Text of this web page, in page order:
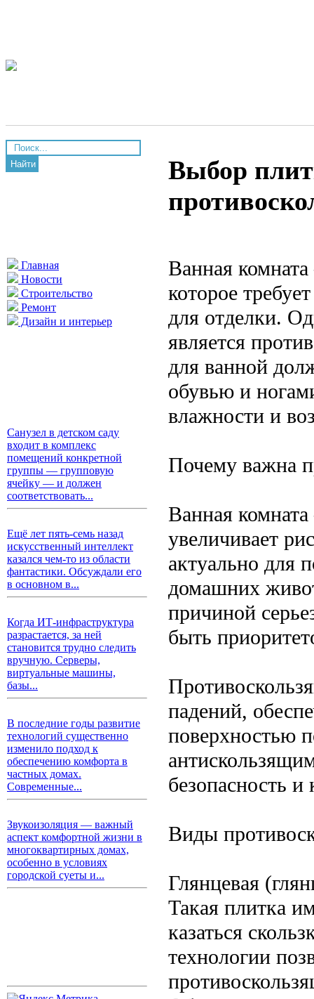
Найти
Главная
Новости
Строительство
Ремонт
Дизайн и интерьер
Санузел в детском саду
входит в комплекс
помещений конкретной
группы — групповую
ячейку — и должен
соответствовать...
Ещё лет пять-семь назад
искусственный интеллект
казался чем-то из области
фантастики. Обсуждали его
в основном в...
Когда ИТ-инфраструктура
разрастается, за ней
становится трудно следить
вручную. Серверы,
виртуальные машины,
базы...
В последние годы развитие
технологий существенно
изменило подход к
обеспечению комфорта в
частных домах.
Современные...
Звукоизоляция — важный
аспект комфортной жизни в
многоквартирных домах,
особенно в условиях
городской суеты и...
Выбор
Ванная
которое
для отделки.
является
для ванной
обувью и
влажности и
Почему важна
Ванная
увеличивает
актуально для
домашних
причиной
быть
падений,
поверхностью
безопасность
Виды
Глянцевая
Такая плитка
казаться
технологии